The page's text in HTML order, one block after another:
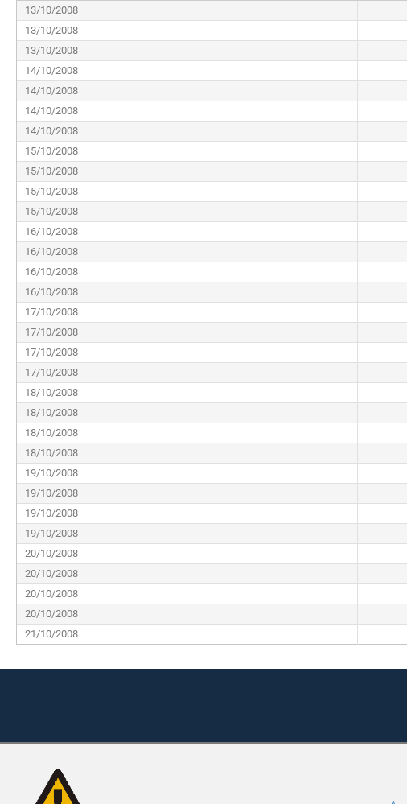
13/10/2008
13/10/2008
13/10/2008
14/10/2008
14/10/2008
14/10/2008
14/10/2008
15/10/2008
15/10/2008
15/10/2008
15/10/2008
16/10/2008
16/10/2008
16/10/2008
16/10/2008
17/10/2008
17/10/2008
17/10/2008
17/10/2008
18/10/2008
18/10/2008
18/10/2008
18/10/2008
19/10/2008
19/10/2008
19/10/2008
19/10/2008
20/10/2008
20/10/2008
20/10/2008
20/10/2008
21/10/2008